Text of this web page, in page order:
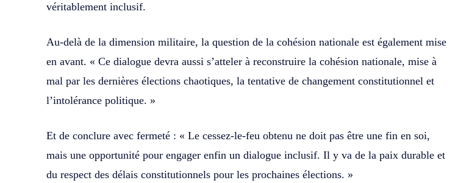
véritablement inclusif.
Au-delà de la dimension militaire, la question de la cohésion nationale est également mise
en avant. « Ce dialogue devra aussi s’atteler à reconstruire la cohésion nationale, mise à
mal par les dernières élections chaotiques, la tentative de changement constitutionnel et
l’intolérance politique. »
Et de conclure avec fermeté : « Le cessez-le-feu obtenu ne doit pas être une fin en soi,
mais une opportunité pour engager enfin un dialogue inclusif. Il y va de la paix durable et
du respect des délais constitutionnels pour les prochaines élections. »